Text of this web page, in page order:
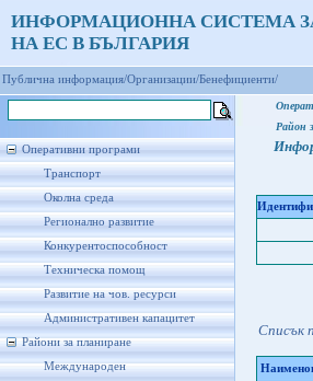
ИНФОРМАЦИОННА СИСТЕМА
НА ЕС В БЪЛГАРИЯ
Публична информация/Организации/Бенефициенти/
Оперативни програми
Транспорт
Околна среда
Регионално развитие
Конкурентоспособност
Техническа помощ
Развитие на чов. ресурси
Административен капацитет
Райони за планиране
Международен
Район
Списък